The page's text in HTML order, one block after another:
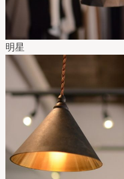
明星